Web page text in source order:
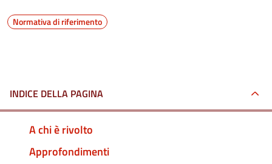
Normativa di riferimento
INDICE DELLA PAGINA
A chi è rivolto
Approfondimenti